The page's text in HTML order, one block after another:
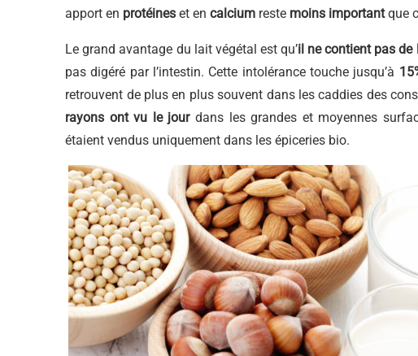
apport en protéines et encalcium reste moins importantque
Le grand avantage du lait végétal est qu’il ne contient pas de
pas digéré par l’intestin. Cette intolérance touche jusqu’à
retrouvent de plus en plus souvent dans les caddies des
rayons ont vu le jourdans les grandes et moyennes
étaient vendus uniquement dans les épiceries bio.